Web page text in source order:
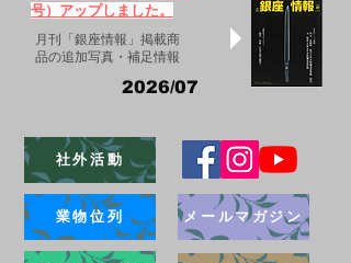
号）アップしました。
月刊「銀座情報」掲載商
品の追加写真・補足情報
2026/07
社外活動
業物位列 メールマガジン